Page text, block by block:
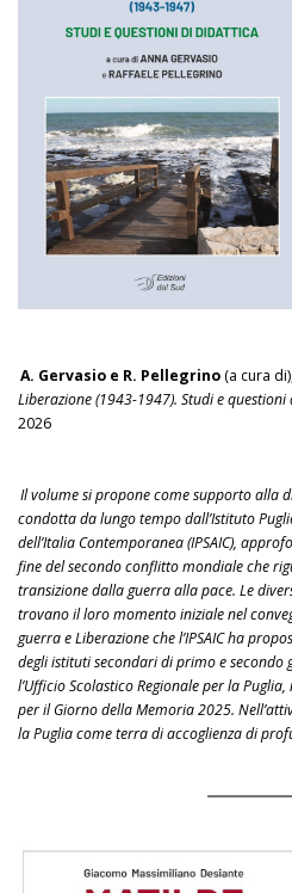
A. Gervasio e R. Pellegrino (a cura
Liberazione (1943-1947). Studi e
2026
Il volume si propone come supporto alla
condotta da lungo tempo dall’Istituto
dell’Italia Contemporanea (IPSAIC),
fine del secondo conflitto mondiale che
transizione dalla guerra alla pace. Le
trovano il loro momento iniziale nel
guerra e Liberazione che l’IPSAIC ha
degli istituti secondari di primo e secondo
l’Ufficio Scolastico Regionale per la
per il Giorno della Memoria 2025.
la Puglia come terra di accoglienza di